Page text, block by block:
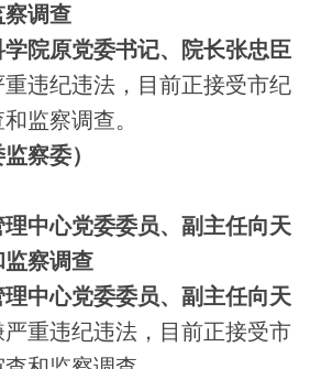
察调查
院原党委书记、院长张忠臣
重违纪违法，目前正接受市纪
监察调查。
察委）
中心党委委员、副主任向天
察调查
中心党委委员、副主任向天
严重违纪违法，目前正接受市